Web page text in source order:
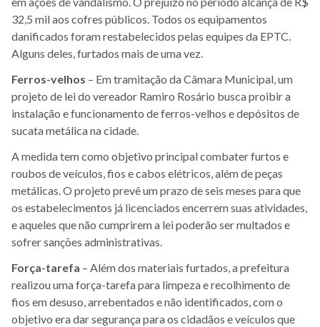
32,5 mil aos cofres públicos. Todos os equipamentos
danificados foram restabelecidos pelas equipes da EPTC.
Alguns deles, furtados mais de uma vez.
Ferros-velhos – Em tramitação da Câmara Municipal, um
projeto de lei do vereador Ramiro Rosário busca proibir a
instalação e funcionamento de ferros-velhos e depósitos de
sucata metálica na cidade.
A medida tem como objetivo principal combater furtos e
roubos de veículos, fios e cabos elétricos, além de peças
metálicas. O projeto prevê um prazo de seis meses para que
os estabelecimentos já licenciados encerrem suas atividades,
e aqueles que não cumprirem a lei poderão ser multados e
sofrer sanções administrativas.
Força-tarefa – Além dos materiais furtados, a prefeitura
realizou uma força-tarefa para limpeza e recolhimento de
fios em desuso, arrebentados e não identificados, com o
objetivo era dar segurança para os cidadãos e veículos que